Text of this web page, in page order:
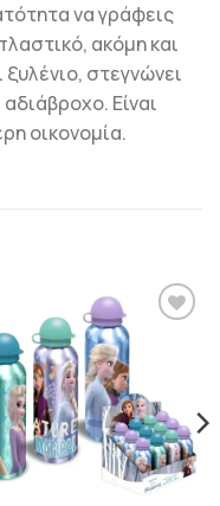
να γράφεις
ακόμη και
στεγνώνει
Είναι
οικονομία.
ΠΡΟΣΘΉΚΗ
ΣΤΗΝ
ΛΊΣΤΑ
ΕΠΙΘΥΜΙΏΝ